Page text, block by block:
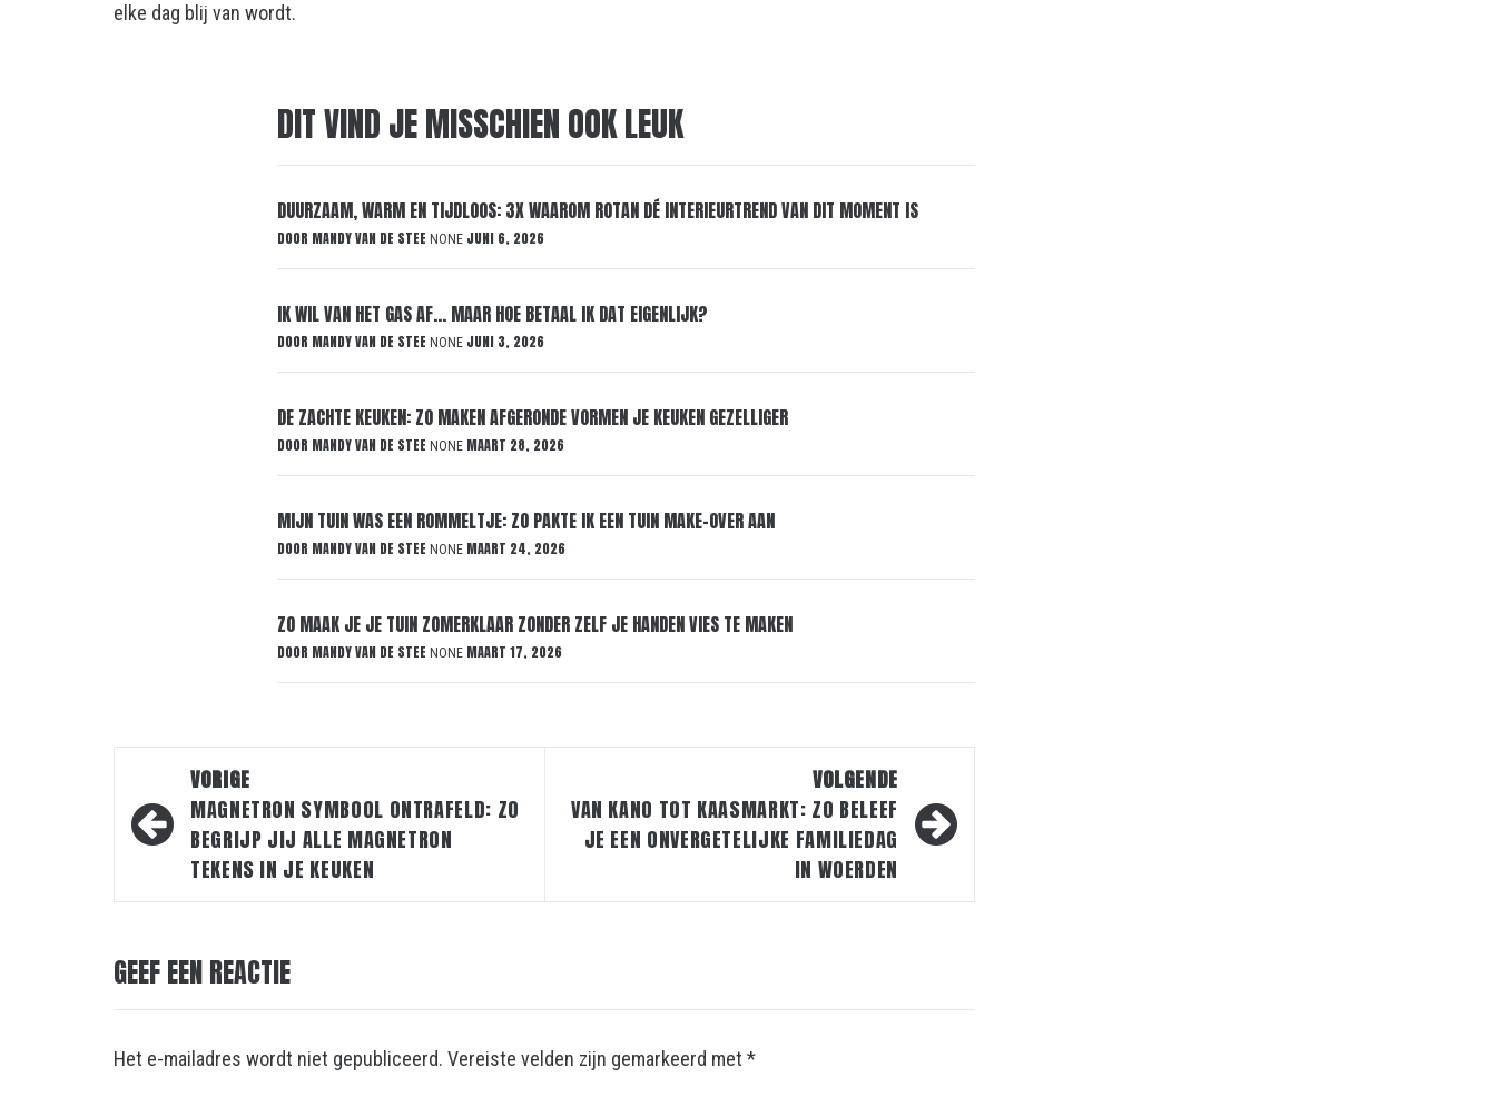
elke dag blij van wordt.
DIT VIND JE MISSCHIEN OOK LEUK
DUURZAAM, WARM EN TIJDLOOS: 3X WAAROM ROTAN DÉ INTERIEURTREND VAN DIT MOMENT IS
DOOR MANDY VAN DE STEE NONE JUNI 6, 2026
IK WIL VAN HET GAS AF… MAAR HOE BETAAL IK DAT EIGENLIJK?
DOOR MANDY VAN DE STEE NONE JUNI 3, 2026
DE ZACHTE KEUKEN: ZO MAKEN AFGERONDE VORMEN JE KEUKEN GEZELLIGER
DOOR MANDY VAN DE STEE NONE MAART 28, 2026
MIJN TUIN WAS EEN ROMMELTJE: ZO PAKTE IK EEN TUIN MAKE-OVER AAN
DOOR MANDY VAN DE STEE NONE MAART 24, 2026
ZO MAAK JE JE TUIN ZOMERKLAAR ZONDER ZELF JE HANDEN VIES TE MAKEN
DOOR MANDY VAN DE STEE NONE MAART 17, 2026
Bericht
navigatie
VORIGE
MAGNETRON SYMBOOL ONTRAFELD: ZO
BEGRIJP JIJ ALLE MAGNETRON
TEKENS IN JE KEUKEN
VOLGENDE
VAN KANO TOT KAASMARKT: ZO BELEEF
JE EEN ONVERGETELIJKE FAMILIEDAG
IN WOERDEN
GEEF EEN REACTIE
Het e-mailadres wordt niet gepubliceerd. Vereiste velden zijn gemarkeerd met *